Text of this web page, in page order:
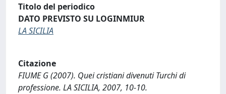
Titolo del periodico
DATO PREVISTO SU LOGINMIUR
LA SICILIA
Citazione
FIUME G (2007). Quei cristiani divenuti Turchi di
professione. LA SICILIA, 2007, 10-10.